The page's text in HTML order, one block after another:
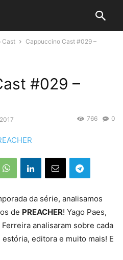
Cast
Cappuccino Cast #029 –
#029 –
0
766
da série, analisamos
de PREACHER! Yago Paes,
analisaram sobre cada
editora e muito mais! E